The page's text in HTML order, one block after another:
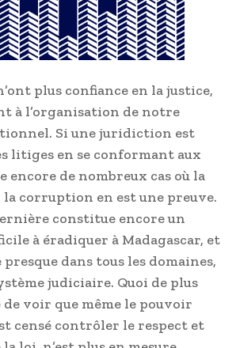
plus confiance en la justice,
à l’organisation de notre
Si une juridiction est
litiges en se conformant aux
encore de nombreux cas où la
la corruption en est une preuve.
constitue encore un
à éradiquer à Madagascar, et
dans tous les domaines,
judiciaire. Quoi de plus
voir que même le pouvoir
censé contrôler le respect et